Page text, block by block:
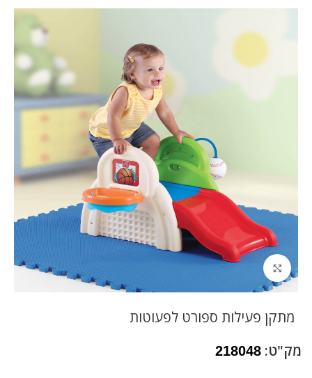
לחץ להגדלה
מתקן פעילות ספורט לפעוטות
מק"ט: 218048